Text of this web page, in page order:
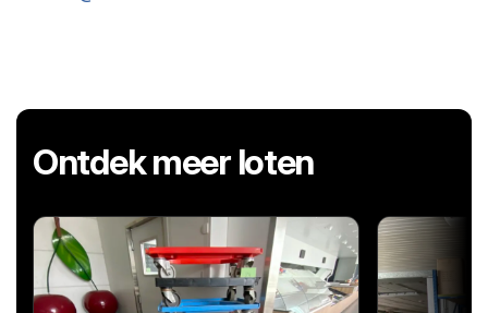
Ontdek meer loten